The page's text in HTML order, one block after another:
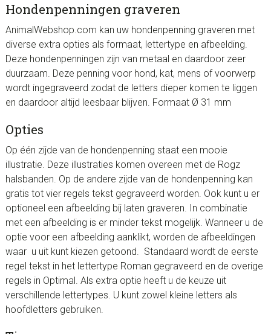
Hondenpenningen graveren
AnimalWebshop.com kan uw hondenpenning graveren met
diverse extra opties als formaat, lettertype en afbeelding.
Deze hondenpenningen zijn van metaal en daardoor zeer
duurzaam. Deze penning voor hond, kat, mens of voorwerp
wordt ingegraveerd zodat de letters dieper komen te liggen
en daardoor altijd leesbaar blijven. Formaat Ø 31 mm
Opties
Op één zijde van de hondenpenning staat een mooie
illustratie. Deze illustraties komen overeen met de Rogz
halsbanden. Op de andere zijde van de hondenpenning kan
gratis tot vier regels tekst gegraveerd worden. Ook kunt u er
optioneel een afbeelding bij laten graveren. In combinatie
met een afbeelding is er minder tekst mogelijk. Wanneer u de
optie voor een afbeelding aanklikt, worden de afbeeldingen
waar u uit kunt kiezen getoond. Standaard wordt de eerste
regel tekst in het lettertype Roman gegraveerd en de overige
regels in Optimal. Als extra optie heeft u de keuze uit
verschillende lettertypes. U kunt zowel kleine letters als
hoofdletters gebruiken.